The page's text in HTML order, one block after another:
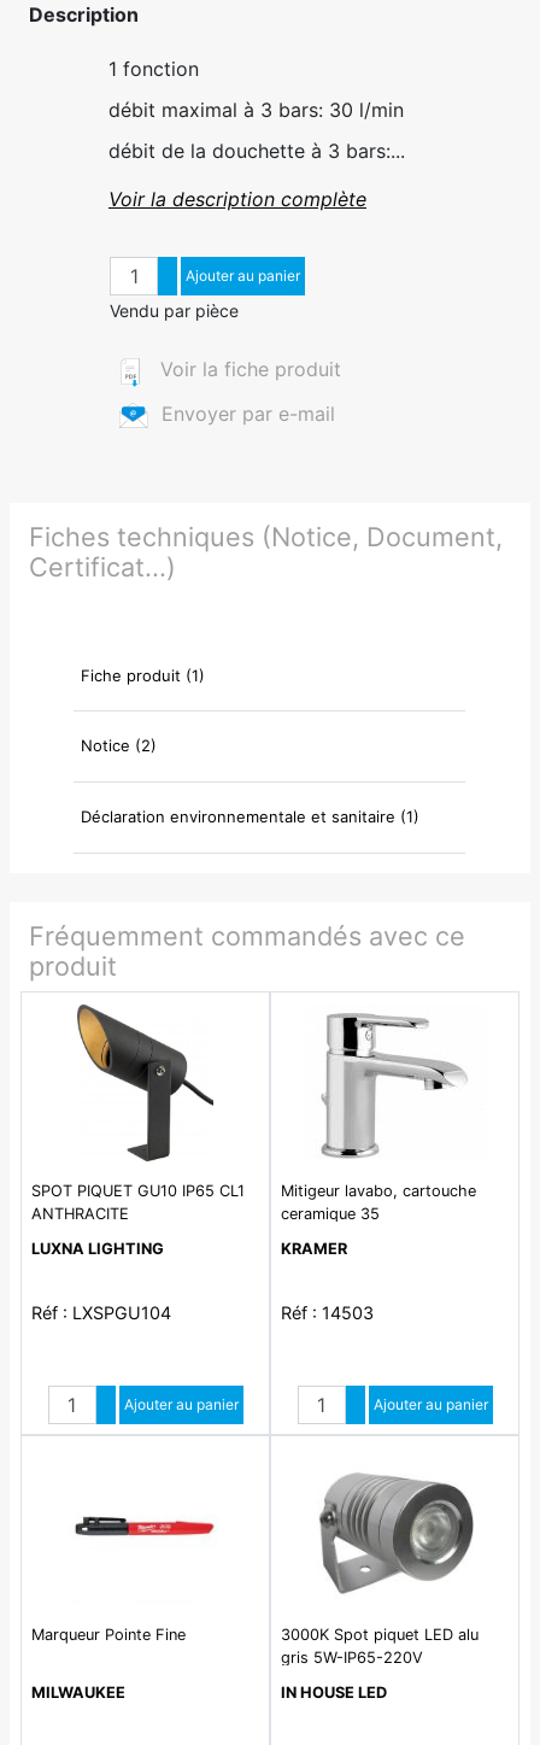
Description
1 fonction
débit maximal à 3 bars: 30 l/min
débit de la douchette à 3 bars:...
Voir la description complète
QuantitéAugmenter quantité
Diminuer quantité
Ajouter au panier
Vendu par pièce
Voir la fiche produit
Envoyer par e-mail
Fiches techniques (Notice, Document,
Certificat...)
Fiche produit (1)
Notice (2)
Déclaration environnementale et sanitaire (1)
Fréquemment commandés avec ce
produit
SPOT PIQUET GU10 IP65 CL1
ANTHRACITE
LUXNA LIGHTING
Réf : LXSPGU104
Quantité
Augmenter quantité
Diminuer quantité
Ajouter au panier
Mitigeur lavabo, cartouche
ceramique 35
KRAMER
Réf : 14503
Quantité
Augmenter quantité
Diminuer quantité
Ajouter au panier
Marqueur Pointe Fine
MILWAUKEE
3000K Spot piquet LED alu
gris 5W-IP65-220V
IN HOUSE LED